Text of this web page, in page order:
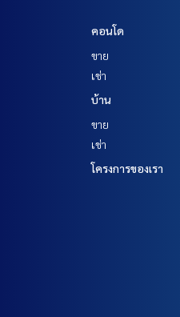
คอนโด
ขาย
เช่า
บ้าน
ขาย
เช่า
โครงการของเรา